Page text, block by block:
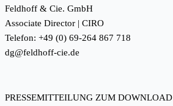
Feldhoff & Cie. GmbH
Associate Director | CIRO
Telefon: +49 (0) 69-264 867 718
dg@feldhoff-cie.de
PRESSEMITTEILUNG ZUM DOWNLOAD